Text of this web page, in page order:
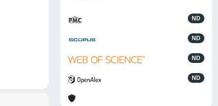
ND
ND
ND
ND